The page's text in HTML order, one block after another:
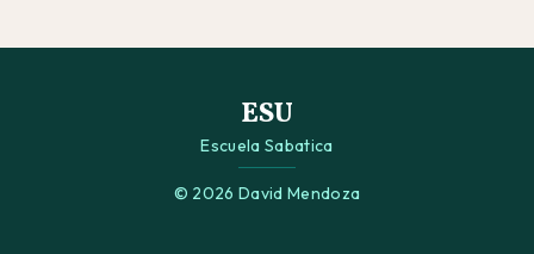
ESU
Escuela Sabatica
© 2026 David Mendoza